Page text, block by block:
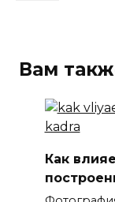
Вам
Как